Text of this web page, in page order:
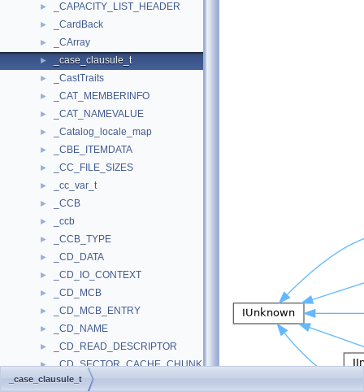
► _CAPACITY_LIST_HEADER
► _CardBack
► _CArray
► _case_clausule_t
► _CastTraits
► _CAT_MEMBERINFO
► _CAT_NAMEVALUE
► _Catalog_locale_map
► _CBE_ITEMDATA
► _CC_FILE_SIZES
► _cc_var_t
► _CCB
► _ccb
► _CCB_TYPE
► _CD_DATA
► _CD_IO_CONTEXT
► _CD_MCB
► _CD_MCB_ENTRY
► _CD_NAME
► _CD_READ_DESCRIPTOR
► _CD_SECTOR_CACHE_CHUNK
► _CD_SECTOR_HEADER
_case_clausule_t